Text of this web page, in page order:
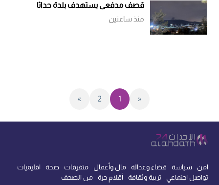
قصف مدفعي يستهدف بلدة حداثا
منذ ساعتين
«
1
2
»
امن سياسة قضاء وعدالة مال وأعمال متفرقات صحة
اقليميات
تواصل اجتماعي
تربية وثقافة أقلام حرة من الصحف